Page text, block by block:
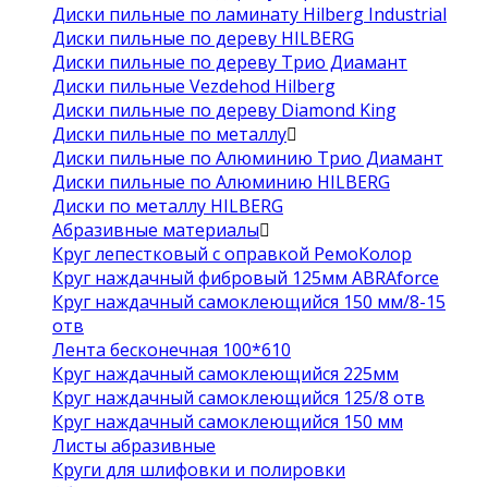
Диски пильные по ламинату Hilberg Industrial
Диски пильные по дереву HILBERG
Диски пильные по дереву Трио Диамант
Диски пильные Vezdehod Hilberg
Диски пильные по дереву Diamond King
Диски пильные по металлу
Диски пильные по Алюминию Трио Диамант
Диски пильные по Алюминию HILBERG
Диски по металлу HILBERG
Абразивные материалы
Круг лепестковый с оправкой РемоКолор
Круг наждачный фибровый 125мм ABRAforce
Круг наждачный самоклеющийся 150 мм/8-15
отв
Лента бесконечная 100*610
Круг наждачный самоклеющийся 225мм
Круг наждачный самоклеющийся 125/8 отв
Круг наждачный самоклеющийся 150 мм
Листы абразивные
Круги для шлифовки и полировки